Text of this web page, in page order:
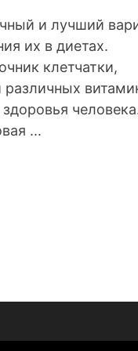
и лучший
их в диетах.
клетчатки,
...